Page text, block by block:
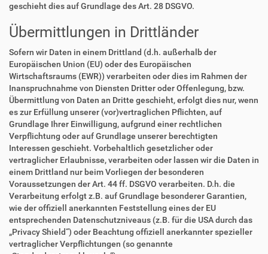
geschieht dies auf Grundlage des Art. 28 DSGVO.
Übermittlungen in Drittländer
Sofern wir Daten in einem Drittland (d.h. außerhalb der
Europäischen Union (EU) oder des Europäischen
Wirtschaftsraums (EWR)) verarbeiten oder dies im Rahmen der
Inanspruchnahme von Diensten Dritter oder Offenlegung, bzw.
Übermittlung von Daten an Dritte geschieht, erfolgt dies nur, wenn
es zur Erfüllung unserer (vor)vertraglichen Pflichten, auf
Grundlage Ihrer Einwilligung, aufgrund einer rechtlichen
Verpflichtung oder auf Grundlage unserer berechtigten
Interessen geschieht. Vorbehaltlich gesetzlicher oder
vertraglicher Erlaubnisse, verarbeiten oder lassen wir die Daten in
einem Drittland nur beim Vorliegen der besonderen
Voraussetzungen der Art. 44 ff. DSGVO verarbeiten. D.h. die
Verarbeitung erfolgt z.B. auf Grundlage besonderer Garantien,
wie der offiziell anerkannten Feststellung eines der EU
entsprechenden Datenschutzniveaus (z.B. für die USA durch das
„Privacy Shield“) oder Beachtung offiziell anerkannter spezieller
vertraglicher Verpflichtungen (so genannte